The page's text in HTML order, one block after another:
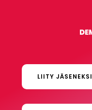
LIITY JÄSENEKSI